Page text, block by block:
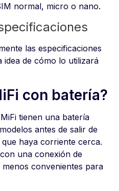
normal, micro o nano.
las especificaciones
de cómo lo utilizará
con batería?
tienen una batería
antes de salir de
haya corriente cerca.
una conexión de
convenientes para